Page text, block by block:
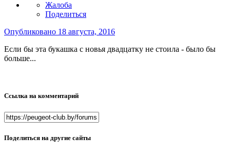
Жалоба
Поделиться
Опубликовано 18 августа, 2016
Если бы эта букашка с новья двадцатку не стоила - было бы
больше...
Ссылка на комментарий
Поделиться на другие сайты